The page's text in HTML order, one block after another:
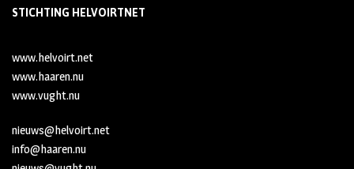
STICHTING HELVOIRTNET
www.helvoirt.net
www.haaren.nu
www.vught.nu
nieuws@helvoirt.net
info@haaren.nu